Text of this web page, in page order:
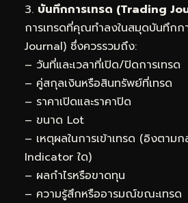
3. บันทึกการเทรด (Trading
การเทรดที่คุณทำลงในสมุดบันทึกก
Journal) ซึ่งควรรวมถึง:
– วันที่และเวลาที่เปิด/ปิดการเทรด
– คู่สกุลเงินหรือสินทรัพย์ที่เทรด
– ราคาเปิดและราคาปิด
– ขนาด Lot
– เหตุผลในการเข้าเทรด (อิงตาม
Indicator ใด)
– ผลกำไรหรือขาดทุน
– ความรู้สึกหรืออารมณ์ขณะเทรด